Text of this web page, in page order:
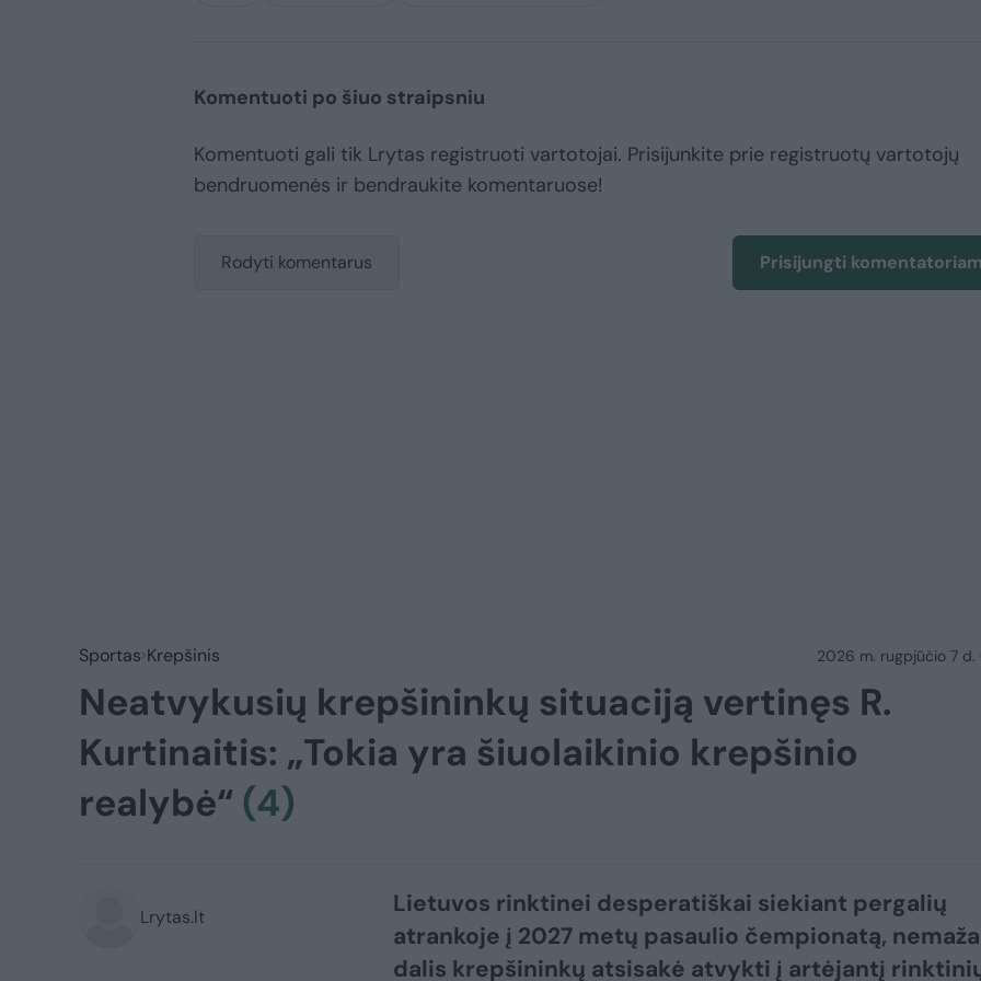
Komentuoti po šiuo straipsniu
Komentuoti gali tik Lrytas registruoti vartotojai. Prisijunkite prie registruotų vartotojų
bendruomenės ir bendraukite komentaruose!
Rodyti komentarus Prisijungti
Sportas Krepšinis 2026 m. rugpjūčio 7 d.
Neatvykusių krepšininkų situaciją vertinęs R.
Kurtinaitis: „Tokia yra šiuolaikinio krepšinio
realybė“ (4)
Lrytas.lt
Lietuvos rinktinei desperatiškai siekiant pergalių
atrankoje į 2027 metų pasaulio čempionatą, nemaža
dalis krepšininkų atsisakė atvykti į artėjantį